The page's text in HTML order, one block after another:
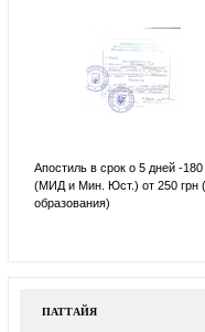
Апостиль в срок о 5 дней -180
(МИД и Мин. Юст.) от 250 грн
образования)
ПАТТАЙЯ